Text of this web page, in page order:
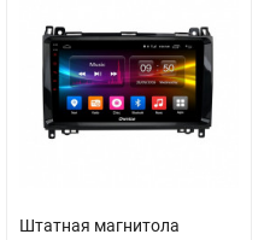
Штатная магнитола